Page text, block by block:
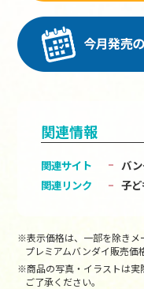
関連情報
関連サイト
バ
関連リンク
子
※表示価格は、一部を除きメ
プレミアムバンダイ販売価
※商品の写真・イラストは実
ご了承ください。